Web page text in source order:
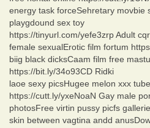
energy task forceSehretary movbie
playgdound sex toy
https://tinyurl.com/yefe3zrp Adult
female sexualErotic film fortum
biig black dicksCaam film free
https://bit.ly/34o93CD Ridki
laoe sexy picsHugee melon xxx
https://cutt.ly/yxeNoaN Gay male
photosFree virtin pussy picfs
skin between vagtina andd